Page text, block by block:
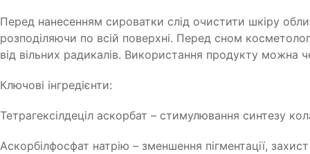
Перед нанесенням сироватки слід очистити шкіру
розподіляючи по всій поверхні. Перед сном
від вільних радикалів. Використання продукту можна
Ключові інгредієнти:
Тетрагексілдеціл аскорбат – стимулювання синтезу
Аскорбілфосфат натрію – зменшення пігментації, захист